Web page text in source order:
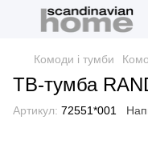
Комоди і тумби
ТВ-тумба
Артикул: 72551*001